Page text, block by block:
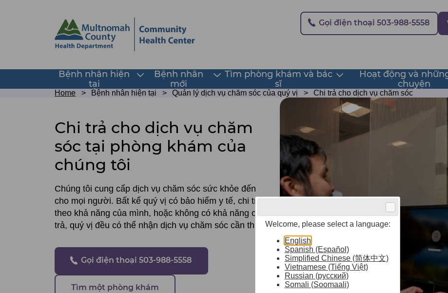
page
content
Secondary
Gọi điện thoại 503-988-5558
navigation
Bệnh nhân hiện
tại
Toggle
submenu
Bệnh nhân
mới
ToggleTìm phòng khám và bác
sĩ
Toggle Hoạt động và
chuyện
Breadcrumb
Home Bệnh nhân hiện tại Quản lý dịch vụ chăm sóc của quý vị Chi trả cho dịch vụ chăm sóc
Chi trả cho dịch vụ chăm
sóc tại phòng khám của
chúng tôi
Chúng tôi cung cấp dịch vụ chăm sóc sức khỏe đến
cho mọi người. Bất kể quý vị có bảo hiểm y tế, chi trả
theo khả năng của mình, hoặc không có khả năng chi
trả, quý vị đều có thể nhận dịch vụ chăm sóc cần thiết.
Gọi điện thoại 503-988-5558
Tìm một phòng khám
Welcome, please select a language:
English
Spanish (Español)
Simplified Chinese (简体中文)
Vietnamese (Tiếng Việt)
Russian (русский)
Somali (Soomaali)